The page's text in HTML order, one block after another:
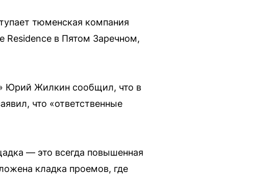
тюменская компания
Residence в Пятом Заречном,
Юрий Жилкин сообщил, что в
что «ответственные
— это всегда повышенная
кладка проемов, где